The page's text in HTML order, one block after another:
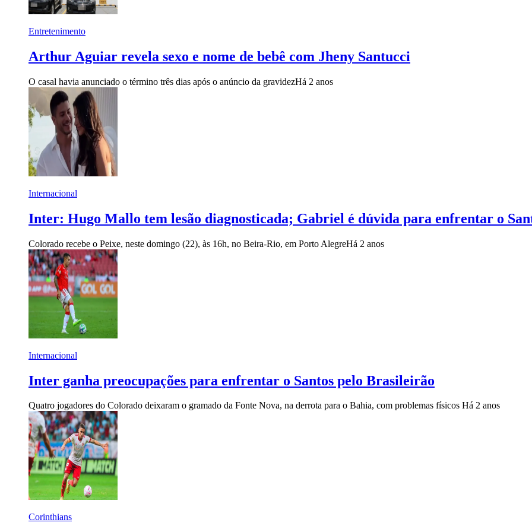
Entretenimento
Arthur Aguiar revela sexo e nome de bebê com Jheny Santucci
O casal havia anunciado o término três dias após o anúncio da gravidezHá 2 anos
Internacional
Inter: Hugo Mallo tem lesão diagnosticada; Gabriel é dúvida para enfrentar o
Colorado recebe o Peixe, neste domingo (22), às 16h, no Beira-Rio, em Porto AlegreHá 2 anos
Internacional
Inter ganha preocupações para enfrentar o Santos pelo Brasileirão
Quatro jogadores do Colorado deixaram o gramado da Fonte Nova, na derrota para o Bahia, com problemas físicos Há 2 anos
Corinthians